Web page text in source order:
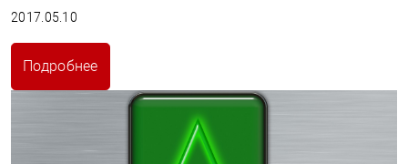
2017.05.10
Подробнее